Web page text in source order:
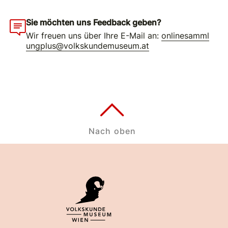
Sie möchten uns Feedback geben?
Wir freuen uns über Ihre E-Mail an:onlinesamml
ungplus@volkskundemuseum.at
Nach oben